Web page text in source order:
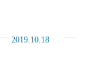
2019.10.18